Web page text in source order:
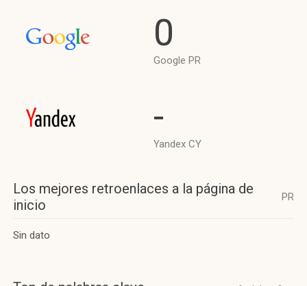
0
Google PR
-
Yandex CY
Los mejores retroenlaces a la página de
inicio
PR
Sin dato